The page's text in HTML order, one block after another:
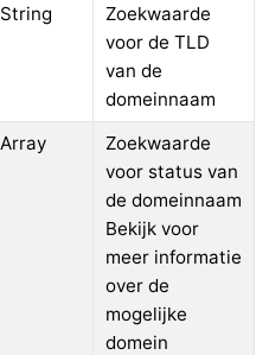
String
Zoekwaarde
voor de TLD
van de
domeinnaam
Array
Zoekwaarde
voor status van
de domeinnaam
Bekijk voor
meer informatie
over de
mogelijke
domein